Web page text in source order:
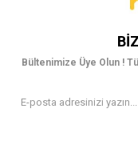
Bültenimize Üye Olun !